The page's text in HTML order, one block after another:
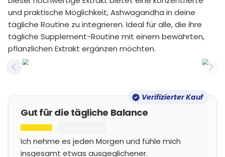
und praktische Möglichkeit, Ashwagandha in deine
tägliche Routine zu integrieren. Ideal für alle, die ihre
tägliche Supplement-Routine mit einem bewährten,
pflanzlichen Extrakt ergänzen möchten.
Previous slide
Verifizierter Kauf
Gut für die tägliche Balance
Ich nehme es jeden Morgen und fühle mich
insgesamt etwas ausgeglichener.